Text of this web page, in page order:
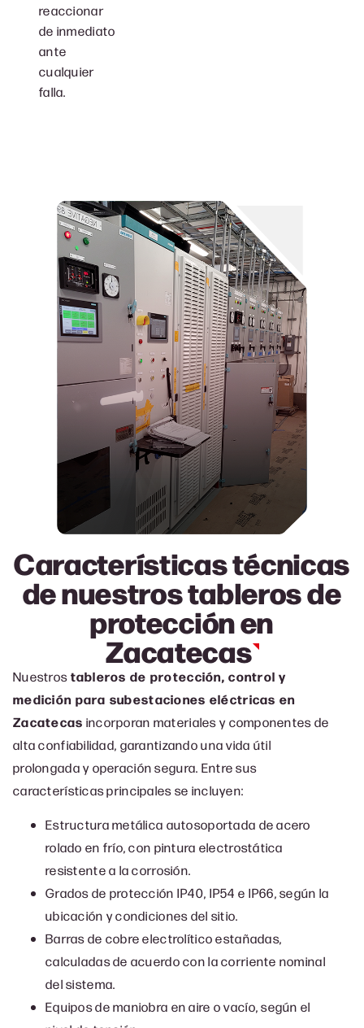
reaccionar
de inmediato
ante
cualquier
falla.
Características técnicas
de nuestros tableros de
protección en
Zacatecas
Nuestrostableros de protección, control y
medición para subestaciones eléctricas en
Zacatecas incorporan materiales y componentes de
alta confiabilidad, garantizando una vida útil
prolongada y operación segura. Entre sus
características principales se incluyen:
Estructura metálica autosoportada de acero
rolado en frío, con pintura electrostática
resistente a la corrosión.
Grados de protección IP40, IP54 e IP66, según la
ubicación y condiciones del sitio.
Barras de cobre electrolítico estañadas,
calculadas de acuerdo con la corriente nominal
del sistema.
Equipos de maniobra en aire o vacío, según el